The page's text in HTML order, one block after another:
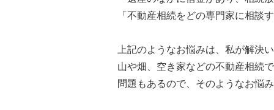
「不動産相続をどの専門家に相談
上記のようなお悩みは、私が解決
山や畑、空き家などの不動産相続
問題もあるので、そのようなお悩